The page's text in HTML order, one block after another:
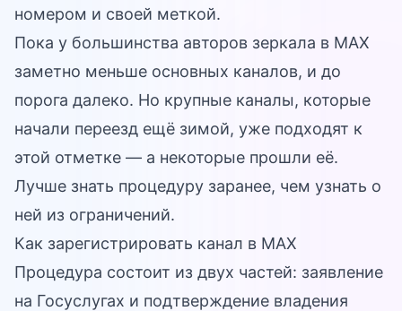
номером и своей меткой.
Пока у большинства авторов зеркала в MAX
заметно меньше основных каналов, и до
порога далеко. Но крупные каналы, которые
начали переезд ещё зимой, уже подходят к
этой отметке — а некоторые прошли её.
Лучше знать процедуру заранее, чем узнать о
ней из ограничений.
Как зарегистрировать канал в MAX
Процедура состоит из двух частей: заявление
на Госуслугах и подтверждение владения